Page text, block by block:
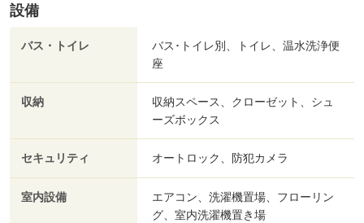
設備
バス・トイレ
バス･トイレ別、トイレ、温水洗浄便
座
収納
収納スペース、クローゼット、シュ
ーズボックス
セキュリティ オートロック、防犯カメラ
室内設備
エアコン、洗濯機置場、フローリン
グ、室内洗濯機置き場